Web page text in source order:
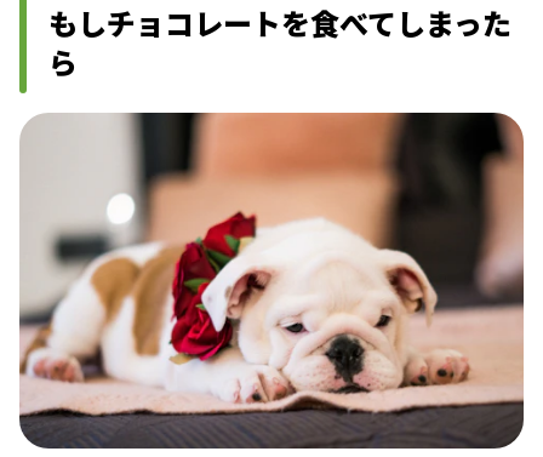
もしチョコレートを食べてしまった
ら